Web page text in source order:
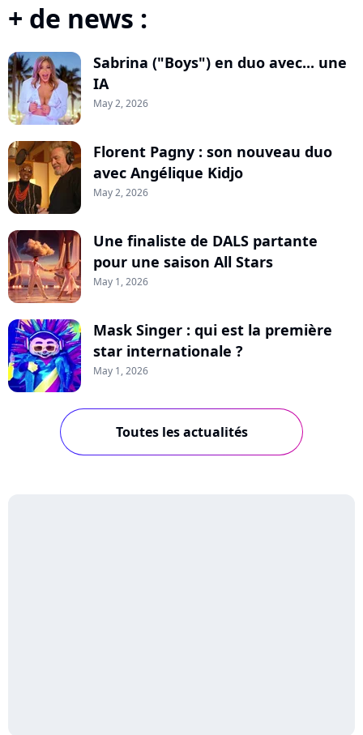
+ de news :
Sabrina ("Boys") en duo avec... une
IA
May 2, 2026
Florent Pagny : son nouveau duo
avec Angélique Kidjo
May 2, 2026
Une finaliste de DALS partante
pour une saison All Stars
May 1, 2026
Mask Singer : qui est la première
star internationale ?
May 1, 2026
Toutes les actualités